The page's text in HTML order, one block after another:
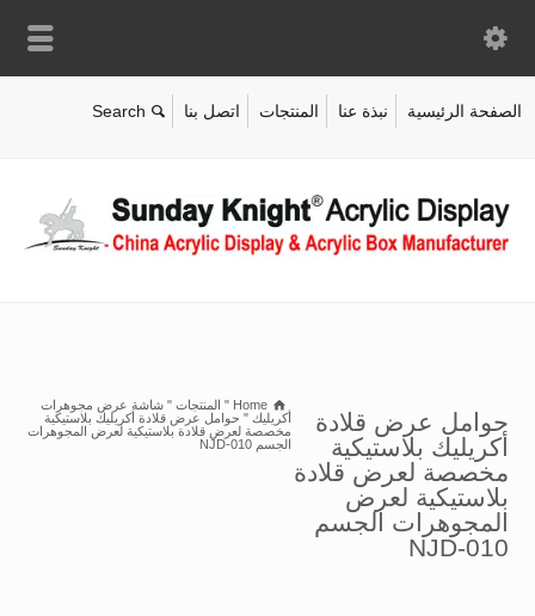
الصفحة الرئيسية نبذة عنا المنتجات اتصل بنا
حوامل عرض قلادة
أكريليك بلاستيكية
مخصصة لعرض قلادة
بلاستيكية لعرض
المجوهرات الجسم
NJD-010
Home
" المنتجات " شاشة عرض مجوهرات
أكريليك " حوامل عرض قلادة أكريليك بلاستيكية
مخصصة لعرض قلادة بلاستيكية لعرض المجوهرات
الجسم NJD-010